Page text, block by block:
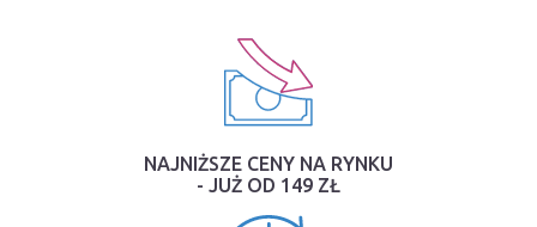
NAJNIŻSZE CENY NA RYNKU
- JUŻ OD 149 ZŁ